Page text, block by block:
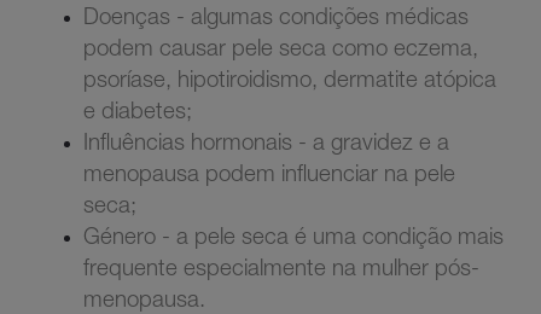
Doenças - algumas condições médicas
podem causar pele seca como eczema,
psoríase, hipotiroidismo, dermatite atópica
e diabetes;
Influências hormonais - a gravidez e a
menopausa podem influenciar na pele
seca;
Género - a pele seca é uma condição mais
frequente especialmente na mulher pós-
menopausa.